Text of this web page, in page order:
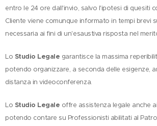
entro le 24 ore dall'invio, salvo l'ipotesi di quesiti
Cliente viene comunque informato in tempi brevi
necessaria ai fini di un'esaustiva risposta nel
Lo Studio Legale garantisce la massima
potendo organizzare, a seconda delle esigenze,
distanza in videoconferenza.
Lo Studio Legale offre assistenza legale anche
potendo contare su Professionisti abilitati al